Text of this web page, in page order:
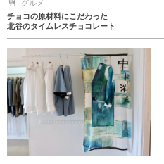
グルメ
チョコの原材料にこだわった
北谷のタイムレスチョコレート